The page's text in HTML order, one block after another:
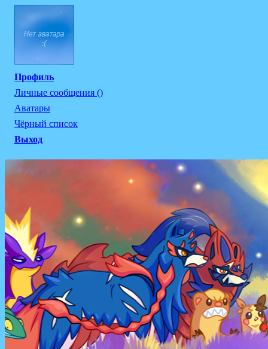
Профиль
Личные сообщения ()
Аватары
Чёрный список
Выход